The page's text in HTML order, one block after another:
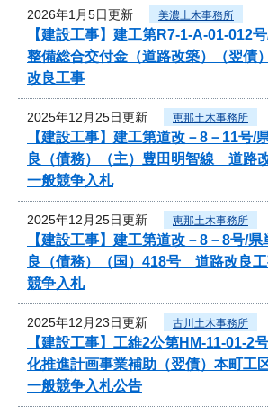
2026年1月5日更新 美濃土木事務所
【建設工事】建工第R7-1-A-01-012
整備総合交付金（道路改築）（翌債
改良工事
2025年12月25日更新 恵那土木事務所
【建設工事】建工第道改－8－11号
良（債務）（主）豊田明智線 道路
一般競争入札
2025年12月25日更新 恵那土木事務所
【建設工事】建工第道改－8－8号/
良（債務）（国）418号 道路改良
競争入札
2025年12月23日更新 古川土木事務所
【建設工事】工維2公第HM-11-
化推進計画事業補助（翌債）本町
一般競争入札公告